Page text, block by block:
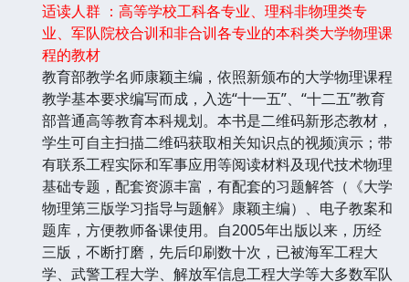
适读人群 ：高等学校工科各专业、理科非物理类专
业、军队院校合训和非合训各专业的本科类大学物理课
程的教材
教育部教学名师康颖主编，依照新颁布的大学物理课程
教学基本要求编写而成，入选“十一五”、“十二五”教育
部普通高等教育本科规划。本书是二维码新形态教材，
学生可自主扫描二维码获取相关知识点的视频演示；带
有联系工程实际和军事应用等阅读材料及现代技术物理
基础专题，配套资源丰富，有配套的习题解答（《大学
物理第三版学习指导与题解》康颖主编）、电子教案和
题库，方便教师备课使用。自2005年出版以来，历经
三版，不断打磨，先后印刷数十次，已被海军工程大
学、武警工程大学、解放军信息工程大学等大多数军队